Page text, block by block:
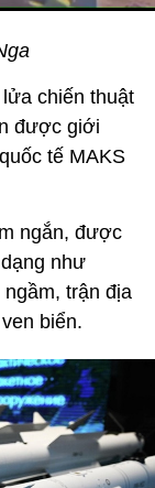
chiến thuật
được giới
tế MAKS
ngắn, được
như
trận địa
biển.